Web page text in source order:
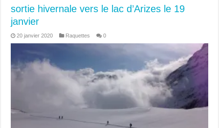
sortie hivernale vers le lac d’Arizes le 19
janvier
20 janvier 2020 Raquettes 0